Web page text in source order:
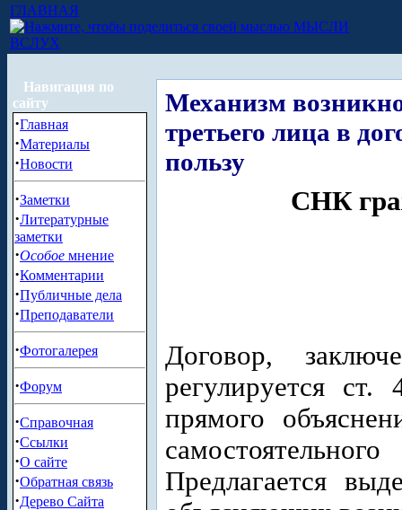
ГЛАВНАЯ
МЫСЛИ
ВСЛУХ
Навигация по
сайту
·Главная
·Материалы
·Новости
·Заметки
·Литературные
заметки
·Особое мнение
·Комментарии
·Публичные дела
·Преподаватели
·Фотогалерея
·Форум
·Справочная
·Ссылки
·О сайте
·Обратная связь
·Дерево Сайта
Механизм
третьего лица в
пользу
СНК
Договор,
регулируется
прямого
Предлагается